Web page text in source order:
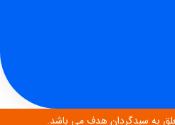
به سبدگردان هدف می باشد.